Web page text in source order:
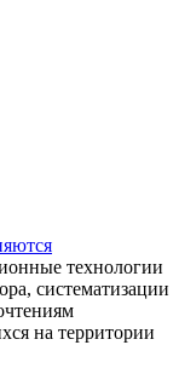
технологии
систематизации
на территории